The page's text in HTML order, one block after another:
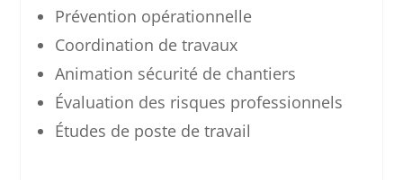
Prévention opérationnelle
Coordination de travaux
Animation sécurité de chantiers
Évaluation des risques professionnels
Études de poste de travail